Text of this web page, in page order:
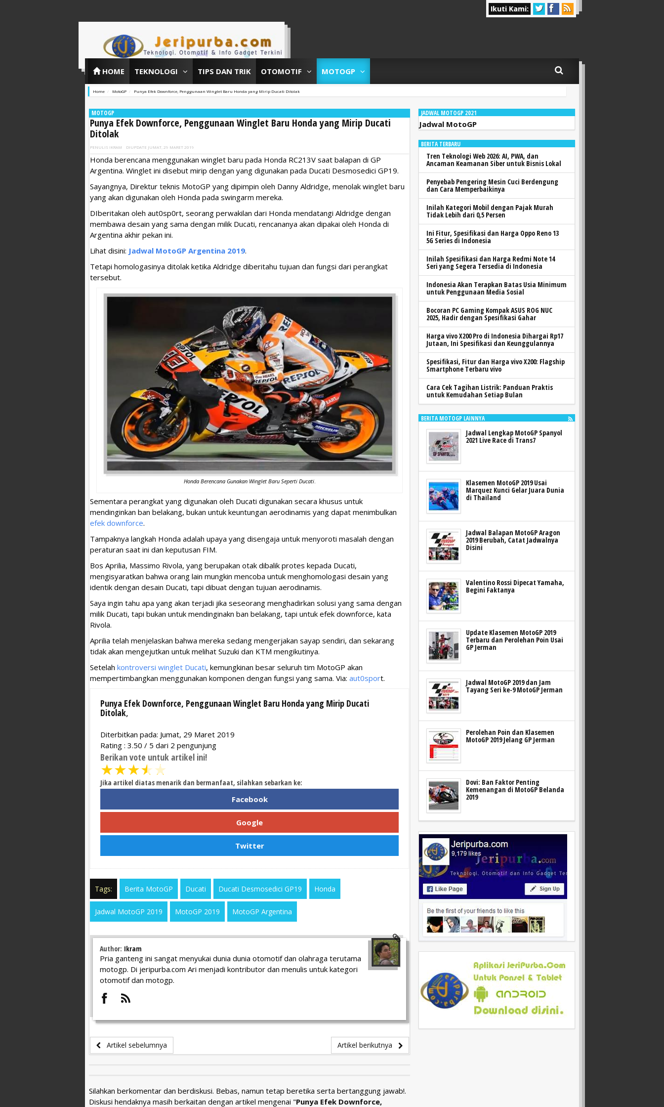
Ikuti Kami:
HOME TEKNOLOGI TIPS DAN TRIK OTOMOTIF MOTOGP
Home MotoGP Punya Efek Downforce, Penggunaan Winglet Baru Honda yang Mirip Ducati Ditolak
MOTOGP
Punya Efek Downforce, Penggunaan Winglet Baru Honda yang Mirip Ducati
Ditolak
PENULIS IKRAM DIUPDATE JUMAT, 29 MARET 2019
Honda berencana menggunakan winglet baru pada Honda RC213V saat balapan di GP
Argentina. Winglet ini disebut mirip dengan yang digunakan pada Ducati Desmosedici GP19.
Sayangnya, Direktur teknis MotoGP yang dipimpin oleh Danny Aldridge, menolak winglet baru
yang akan digunakan oleh Honda pada swingarm mereka.
DIberitakan oleh aut0sp0rt, seorang perwakilan dari Honda mendatangi Aldridge dengan
membawa desain yang sama dengan milik Ducati, rencananya akan dipakai oleh Honda di
Argentina akhir pekan ini.
Lihat disini: Jadwal MotoGP Argentina 2019.
Tetapi homologasinya ditolak ketika Aldridge diberitahu tujuan dan fungsi dari perangkat
tersebut.
Honda Berencana Gunakan Winglet Baru Seperti Ducati.
Sementara perangkat yang digunakan oleh Ducati digunakan secara khusus untuk
mendinginkan ban belakang, bukan untuk keuntungan aerodinamis yang dapat menimbulkan
efek downforce.
Tampaknya langkah Honda adalah upaya yang disengaja untuk menyoroti masalah dengan
peraturan saat ini dan keputusan FIM.
Bos Aprilia, Massimo Rivola, yang berupakan otak dibalik protes kepada Ducati,
mengisyaratkan bahwa orang lain mungkin mencoba untuk menghomologasi desain yang
identik dengan desain Ducati, tapi dibuat dengan tujuan aerodinamis.
Saya ingin tahu apa yang akan terjadi jika seseorang menghadirkan solusi yang sama dengan
milik Ducati, tapi bukan untuk mendinginakn ban belakang, tapi untuk efek downforce, kata
Rivola.
Aprilia telah menjelaskan bahwa mereka sedang mengerjakan sayap sendiri, dan sekarang
tidak akan mengejutkan untuk melihat Suzuki dan KTM mengikutinya.
Setelah kontroversi winglet Ducati, kemungkinan besar seluruh tim MotoGP akan
mempertimbangkan menggunakan komponen dengan fungsi yang sama. Via: aut0sport.
Punya Efek Downforce, Penggunaan Winglet Baru Honda yang Mirip Ducati
Ditolak,
Diterbitkan pada: Jumat, 29 Maret 2019
Rating : 3.50 / 5 dari 2 pengunjung
Berikan vote untuk artikel ini!
★★★★★
Jika artikel diatas menarik dan bermanfaat, silahkan sebarkan ke:
Facebook
Google
Twitter
Tags: Berita MotoGP Ducati Ducati Desmosedici GP19 Honda
Jadwal MotoGP 2019 MotoGP 2019 MotoGP Argentina
Author: Ikram
Pria ganteng ini sangat menyukai dunia dunia otomotif dan olahraga terutama
motogp. Di jeripurba.com Ari menjadi kontributor dan menulis untuk kategori
otomotif dan motogp.
Artikel sebelumnya Artikel berikutnya
Silahkan berkomentar dan berdiskusi. Bebas, namun tetap beretika serta bertanggung jawab!.
Diskusi hendaknya masih berkaitan dengan artikel mengenai "Punya Efek Downforce,
JADWAL MOTOGP 2021
Jadwal MotoGP
BERITA TERBARU
Tren Teknologi Web 2026: AI, PWA, dan
Ancaman Keamanan Siber untuk Bisnis Lokal
Penyebab Pengering Mesin Cuci Berdengung
dan Cara Memperbaikinya
Inilah Kategori Mobil dengan Pajak Murah
Tidak Lebih dari 0,5 Persen
Ini Fitur, Spesifikasi dan Harga Oppo Reno 13
5G Series di Indonesia
Inilah Spesifikasi dan Harga Redmi Note 14
Seri yang Segera Tersedia di Indonesia
Indonesia Akan Terapkan Batas Usia Minimum
untuk Penggunaan Media Sosial
Bocoran PC Gaming Kompak ASUS ROG NUC
2025, Hadir dengan Spesifikasi Gahar
Harga vivo X200 Pro di Indonesia Dihargai Rp17
Jutaan, Ini Spesifikasi dan Keunggulannya
Spesifikasi, Fitur dan Harga vivo X200: Flagship
Smartphone Terbaru vivo
Cara Cek Tagihan Listrik: Panduan Praktis
untuk Kemudahan Setiap Bulan
BERITA MOTOGP LAINNYA
Jadwal Lengkap MotoGP Spanyol
2021 Live Race di Trans7
Klasemen MotoGP 2019 Usai
Marquez Kunci Gelar Juara Dunia
di Thailand
Jadwal Balapan MotoGP Aragon
2019 Berubah, Catat Jadwalnya
Disini
Valentino Rossi Dipecat Yamaha,
Begini Faktanya
Update Klasemen MotoGP 2019
Terbaru dan Perolehan Poin Usai
GP Jerman
Jadwal MotoGP 2019 dan Jam
Tayang Seri ke-9 MotoGP Jerman
Perolehan Poin dan Klasemen
MotoGP 2019 Jelang GP Jerman
Dovi: Ban Faktor Penting
Kemenangan di MotoGP Belanda
2019